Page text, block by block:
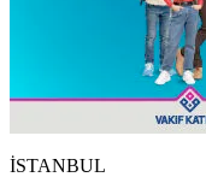
İSTANBUL